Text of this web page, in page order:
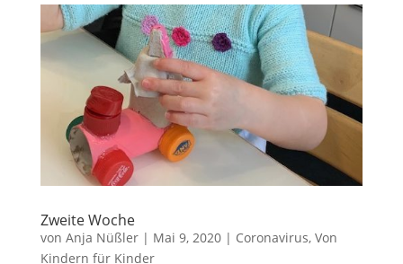
Zweite Woche
von Anja Nüßler| Mai 9, 2020| Coronavirus, Von
Kindern für Kinder